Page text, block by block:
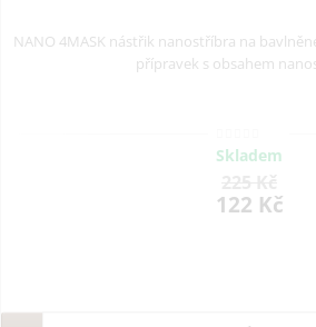
NANO 4MASK nástřik nanostříbra na
přípravek s obsahem
Skladem
122 Kč